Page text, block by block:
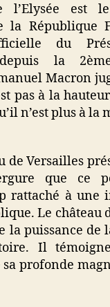
l’Elysée est
la République
du
la
Macron
pas à la
n’est plus à la
de Versailles
que ce
rattaché à une
Le château
la puissance de
Il
sa profonde